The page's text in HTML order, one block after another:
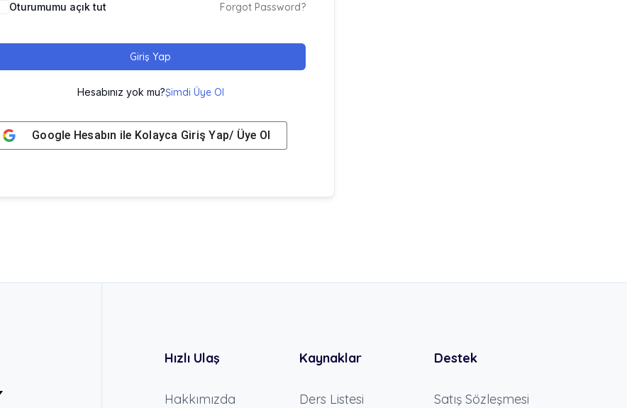
Oturumumu açık tut Forgot Password?
Giriş Yap
Hesabınız yok mu?Şimdi Üye Ol
Google Hesabın ile Kolayca Giriş Yap/ Üye Ol
Hızlı Ulaş
Hakkımızda
Kaynaklar
Ders Listesi
Destek
Satış Sözleşmesi